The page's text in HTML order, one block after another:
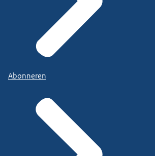
Abonneren